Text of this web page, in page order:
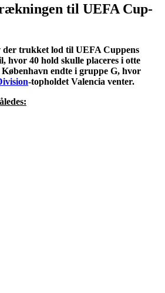
til UEFA Cup-
der trukket lod til UEFA Cuppens
hvor 40 hold skulle placeres i otte
endte i gruppe G, hvor
-topholdet Valencia venter.